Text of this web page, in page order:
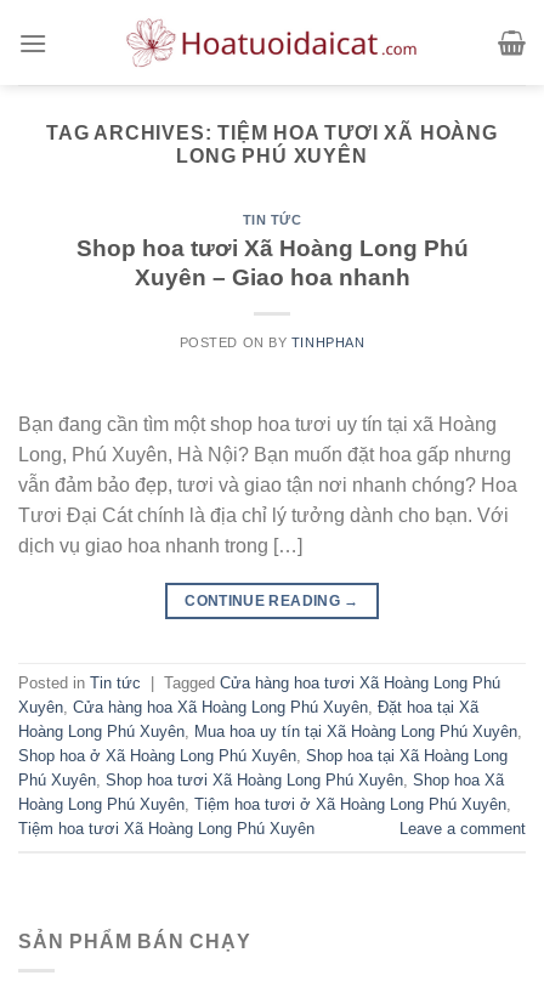
TAG ARCHIVES:TIỆM HOA TƯƠI XÃ HOÀNG
LONG PHÚ XUYÊN
TIN TỨC
Shop hoa tươi Xã Hoàng Long Phú
Xuyên – Giao hoa nhanh
POSTED ON BY TINHPHAN
Bạn đang cần tìm một shop hoa tươi uy tín tại xã Hoàng
Long, Phú Xuyên, Hà Nội? Bạn muốn đặt hoa gấp nhưng
vẫn đảm bảo đẹp, tươi và giao tận nơi nhanh chóng? Hoa
Tươi Đại Cát chính là địa chỉ lý tưởng dành cho bạn. Với
dịch vụ giao hoa nhanh trong […]
CONTINUE READING →
Posted in Tin tức Tagged Cửa hàng hoa tươi Xã Hoàng Long Phú
Xuyên Cửa hàng hoa Xã Hoàng Long Phú Xuyên Đặt hoa tại Xã
Hoàng Long Phú Xuyên
Mua hoa uy tín tại Xã Hoàng Long Phú Xuyên
Shop hoa ở Xã Hoàng Long Phú Xuyên Shop hoa tại Xã Hoàng Long
Phú Xuyên Shop hoa tươi Xã Hoàng Long Phú Xuyên Shop hoa Xã
Hoàng Long Phú Xuyên Tiệm hoa tươi ở Xã Hoàng Long Phú Xuyên
Tiệm hoa tươi Xã Hoàng Long Phú Xuyên
Leave a comment
SẢN PHẨM BÁN CHẠY